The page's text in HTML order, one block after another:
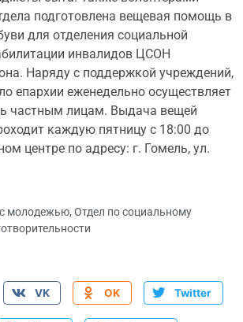
подготовлена вещевая помощь в
для отделения социальной
инвалидов ЦСОН
Наряду с поддержкой учреждений,
епархии еженедельно осуществляет
частным лицам. Выдача вещей
каждую пятницу с 18:00 до
центре по адресу: г. Гомель, ул.
с молодежью, Отдел по социальному
VK OK Twitter